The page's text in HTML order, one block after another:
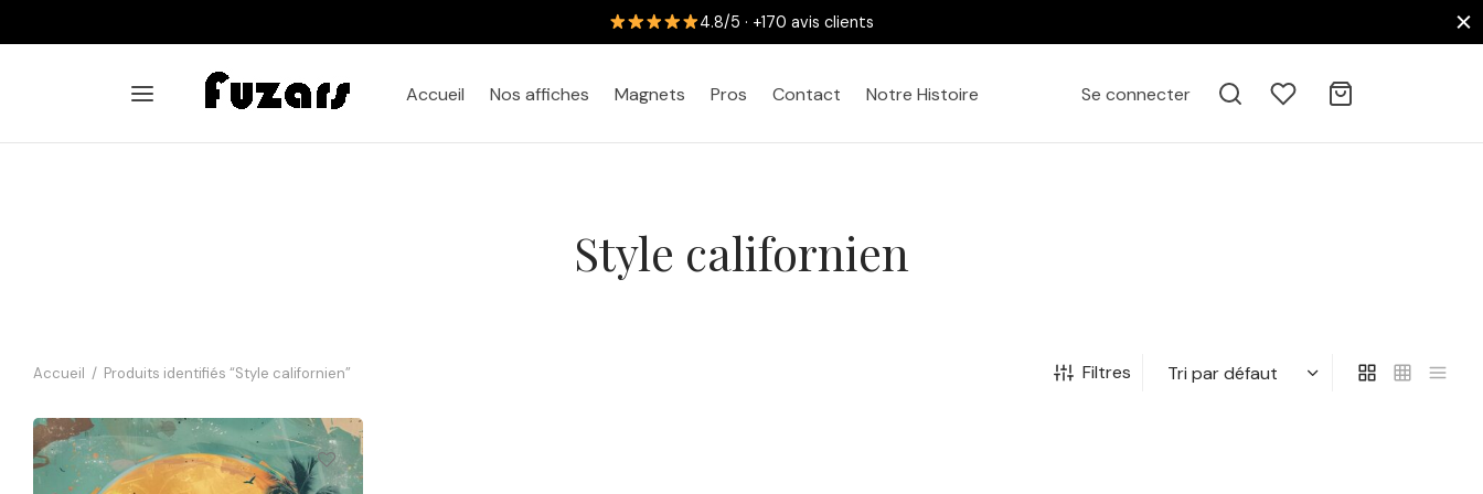
4.8/5 · +170 avis clients
Accueil Nos affiches Magnets Pros Contact Notre Histoire Se connecter
Style californien
Accueil / Produits identifiés “Style californien” Filtres